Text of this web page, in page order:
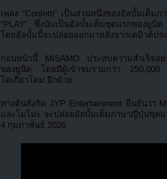
เพลง “Confetti” เป็นส่วนหนึ่งของอัลบั้มเต็ม
“PLAY” ซึ่งนับเป็นอัลบั้มเต็มชุดแรกของยูนิ
โดยอัลบั้มนี้จะปล่อยออกมาหลังจากเดบิวต์ป
ก่อนหน้านี้ MISAMO ประสบความสำเร็จอ
ของยูนิต โดยมีผู้เข้าชมรวมกว่า 250,000
โตเกียวโดม อีกด้วย
ทางต้นสังกัด JYP Entertainment ยืนยันว่า
และโมโมะ จะปล่อยอัลบั้มเต็มภาษาญี่ปุ่นชุดแ
4 กุมภาพันธ์ 2026